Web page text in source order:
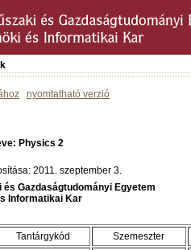
nyomtatható verzió
Physics 2
2011. szeptember 3.
Gazdaságtudományi Egyetem
Informatikai Kar
Tantárgykód Szemeszter